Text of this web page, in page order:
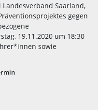
Saarland,
gegen
19.11.2020 um 18:30
sowie